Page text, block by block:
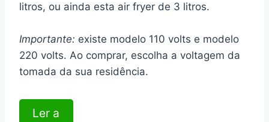
litros, ou ainda esta air fryer de 3 litros.
Importante: existe modelo 110 volts e modelo
220 volts. Ao comprar, escolha a voltagem da
tomada da sua residência.
Ler a